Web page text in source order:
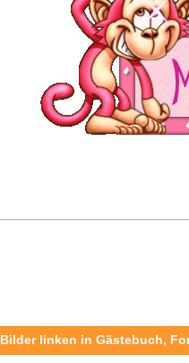
Bilder linken in Gästebuch,